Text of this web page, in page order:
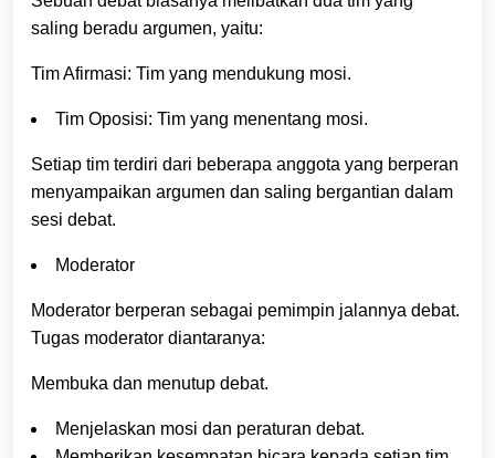
saling beradu argumen, yaitu:
Tim Afirmasi: Tim yang mendukung mosi.
Tim Oposisi: Tim yang menentang mosi.
Setiap tim terdiri dari beberapa anggota yang berperan
menyampaikan argumen dan saling bergantian dalam
sesi debat.
Moderator
Moderator berperan sebagai pemimpin jalannya debat.
Tugas moderator diantaranya:
Membuka dan menutup debat.
Menjelaskan mosi dan peraturan debat.